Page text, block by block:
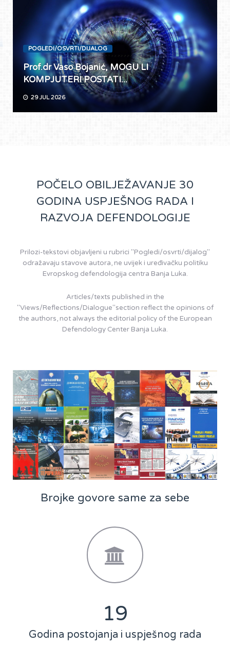
POGLEDI/OSVRTI/DIJALOG
Prof.dr Vaso Bojanić, MOGU LI
KOMPJUTERI POSTATI...
29 JUL 2026
POČELO OBILJEŽAVANJE 30
GODINA USPJEŠNOG RADA I
RAZVOJA DEFENDOLOGIJE
Prilozi-tekstovi objavljeni u rubrici "Pogledi/osvrti/dijalog"
odražavaju stavove autora, ne uvijek i uređivačku politiku
Evropskog defendologija centra Banja Luka.
Articles/texts published in the
"Views/Reflections/Dialogue"section reflect the opinions of
the authors, not always the editorial policy of the European
Defendology Center Banja Luka.
Brojke govore same za sebe
25
Godina postojanja i uspješnog rada